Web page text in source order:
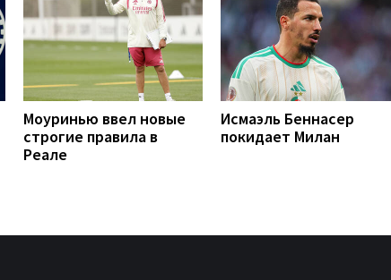
Моуринью ввел новые
строгие правила в
Реале
Исмаэль Беннасер
покидает Милан